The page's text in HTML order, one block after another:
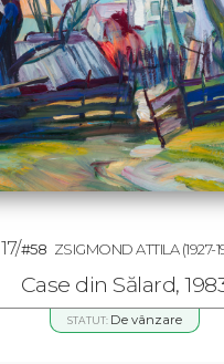
17/#58 ZSIGMOND ATTILA(1927-
Case din Sălard,
STATUT: De vânzare